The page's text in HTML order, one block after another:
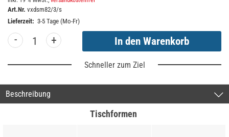
Art.Nr. vxdsm82/3/s
Lieferzeit: 3-5 Tage (Mo-Fr)
- +
Schneller zum Ziel
Beschreibung
Tischformen